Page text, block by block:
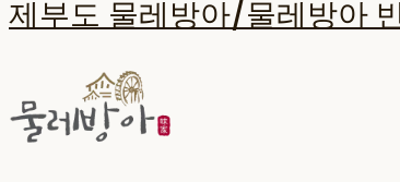
제부도 물레방아/물레방아